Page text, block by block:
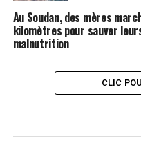
Au Soudan, des mères
kilomètres pour sauver
malnutrition
CLIC